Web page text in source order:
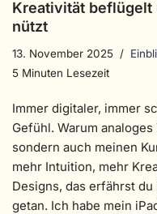
Kreativität beflügelt
nützt
13. November 2025
5 Minuten Lesezeit
Immer digitaler, immer
Gefühl. Warum
sondern auch meinen
mehr Intuition, mehr
Designs, das erfährst du
getan. Ich habe mein